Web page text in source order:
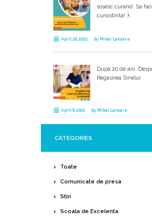
sosesc curand. Sa
cunostinta!
April 26, 2025 by Mihai Lansare
Dupa 20 de ani.
Regasirea Sinelui
April 8, 2025 by Mihai Lansare
CATEGORIES
Toate
Comunicate de presa
Stiri
Scoala de Excelenta